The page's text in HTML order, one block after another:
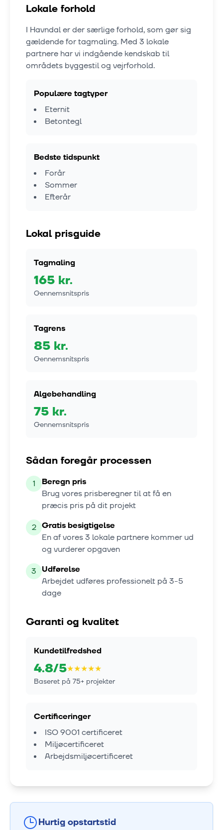
Lokale forhold
I Havndaler der særlige forhold, som gør sig
gældende for tagmaling. Med 3 lokale
partnere har vi indgående kendskab til
områdets byggestil og vejrforhold.
Populære tagtyper
Eternit
Betontegl
Bedste tidspunkt
Forår
Sommer
Efterår
Lokal prisguide
Tagmaling
165 kr.
Gennemsnitspris
Tagrens
85 kr.
Gennemsnitspris
Algebehandling
75 kr.
Gennemsnitspris
Sådan foregår processen
1
Beregn pris
Brug vores prisberegner til at få en
præcis pris på dit projekt
2 Gratis besigtigelse
En af vores3 lokale partnere kommer ud
og vurderer opgaven
3 Udførelse
Arbejdet udføres professionelt på 3-5
dage
Garanti og kvalitet
Kundetilfredshed
4.8/5★★★★★
Baseret på 75+ projekter
Certificeringer
ISO 9001 certificeret
Miljøcertificeret
Arbejdsmiljøcertificeret
Hurtig opstartstid